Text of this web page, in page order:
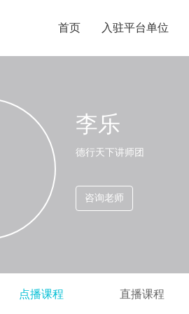
首页 入驻平台单位
李乐
德行天下讲师团
咨询老师
点播课程 直播课程